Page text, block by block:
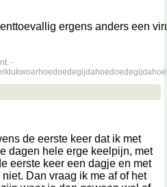
ergens anders een
-
de eerste keer dat ik met
dagen hele erge keelpijn, met
eerste keer een dagje en met
Dan vraag ik me af of het